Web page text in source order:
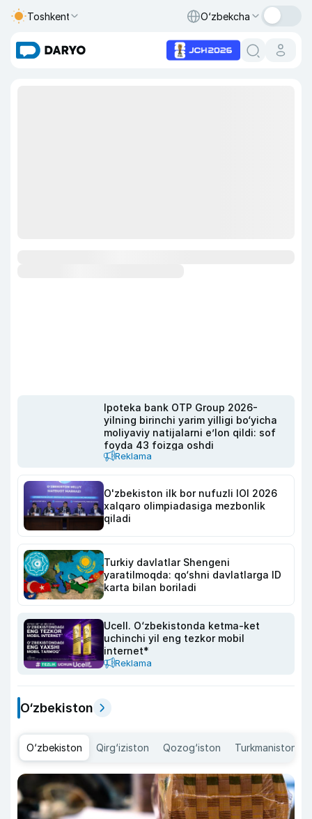
Toshkent O‘zbekcha
Ipoteka bank OTP Group 2026-
yilning birinchi yarim yilligi bo‘yicha
moliyaviy natijalarni e’lon qildi: sof
foyda 43 foizga oshdi
Reklama
O'zbekiston ilk bor nufuzli IOI 2026
xalqaro olimpiadasiga mezbonlik
qiladi
Turkiy davlatlar Shengeni
yaratilmoqda: qo‘shni davlatlarga ID
karta bilan boriladi
Ucell. O‘zbekistonda ketma-ket
uchinchi yil eng tezkor mobil
internet*
Reklama
O‘zbekiston
O‘zbekiston Qirg‘iziston Qozog‘iston Turkmaniston